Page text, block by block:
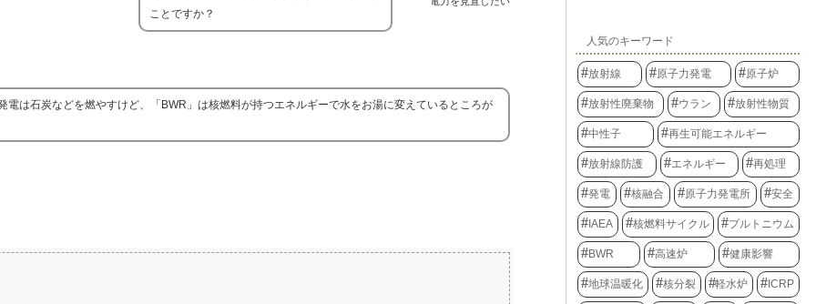
ことですか？
は石炭などを燃やすけど、「BWR」は核燃料が持つエネルギーで水をお湯に変えているところが
人気のキーワード
放射線 原子力発電 原子炉
放射性廃棄物 ウラン 放射性物質
中性子 再生可能エネルギー
放射線防護 エネルギー 再処理
発電 核融合 原子力発電所 安全
IAEA 核燃料サイクル プルトニウム
BWR 高速炉 健康影響
地球温暖化 核分裂 軽水炉 ICRP